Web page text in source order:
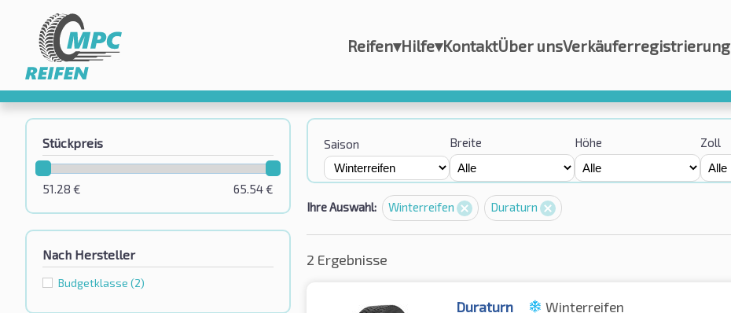
Reifen▾Hilfe▾KontaktÜber unsVerkäuferregistrierung
Stückpreis
65.54€
51.28 €
Nach Hersteller
Budgetklassе (2)
Saison Breite Höhe Zoll
Ihre Auswahl: Winterreifen Duraturn
2 Ergebnisse
Duraturn Winterreifen